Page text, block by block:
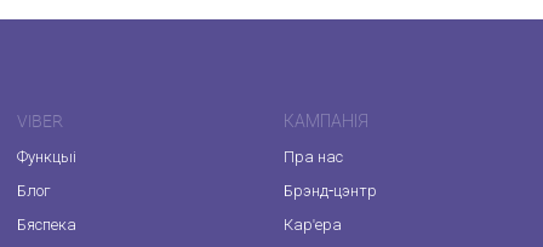
VIBER
Функцыі
Блог
Бяспека
КАМПАНІЯ
Пра нас
Брэнд-цэнтр
Кар'ера